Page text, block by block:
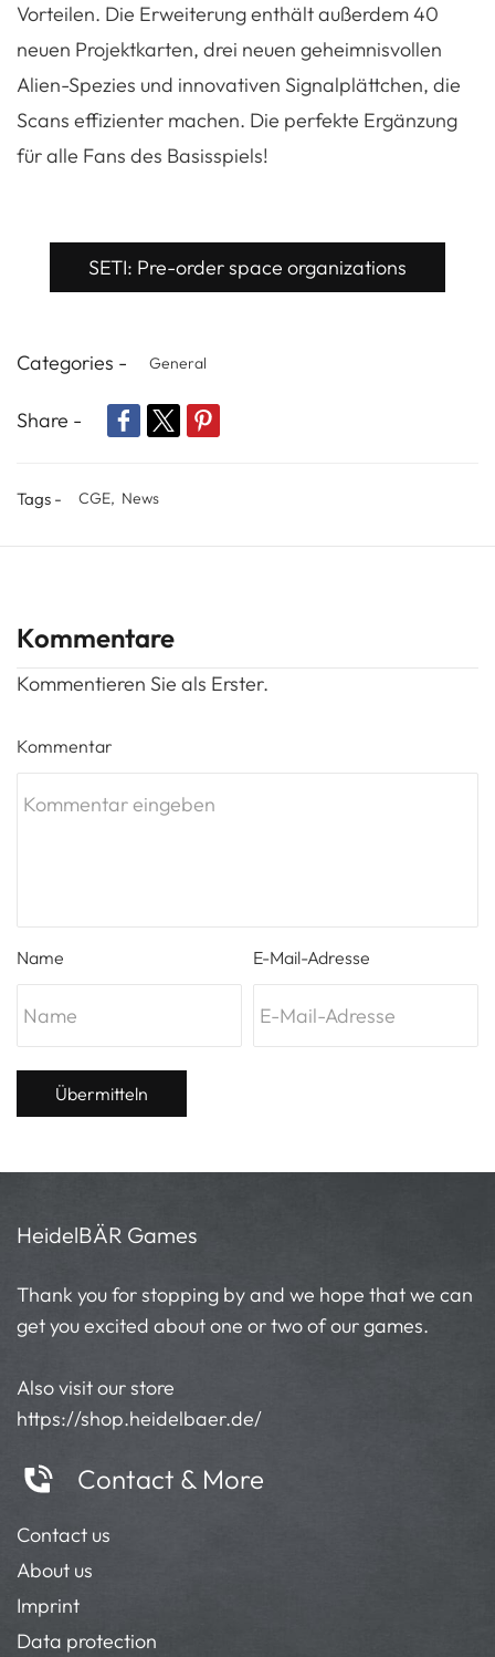
Vorteilen. Die Erweiterung enthält außerdem 40
neuen Projektkarten, drei neuen geheimnisvollen
Alien-Spezies und innovativen Signalplättchen, die
Scans effizienter machen. Die perfekte Ergänzung
für alle Fans des Basisspiels!
SETI: Pre-order space organizations
Categories - General
Share -
Tags - CGE, News
Kommentare
Kommentieren Sie als Erster.
Kommentar
Name E-Mail-Adresse
Übermitteln
HeidelBÄR Games
Thank you for stopping by and we hope that we can
get you excited about one or two of our games.
Also visit our store
https://shop.heidelbaer.de/
Contact & More
Contact us
About us
Imprint
Data protection